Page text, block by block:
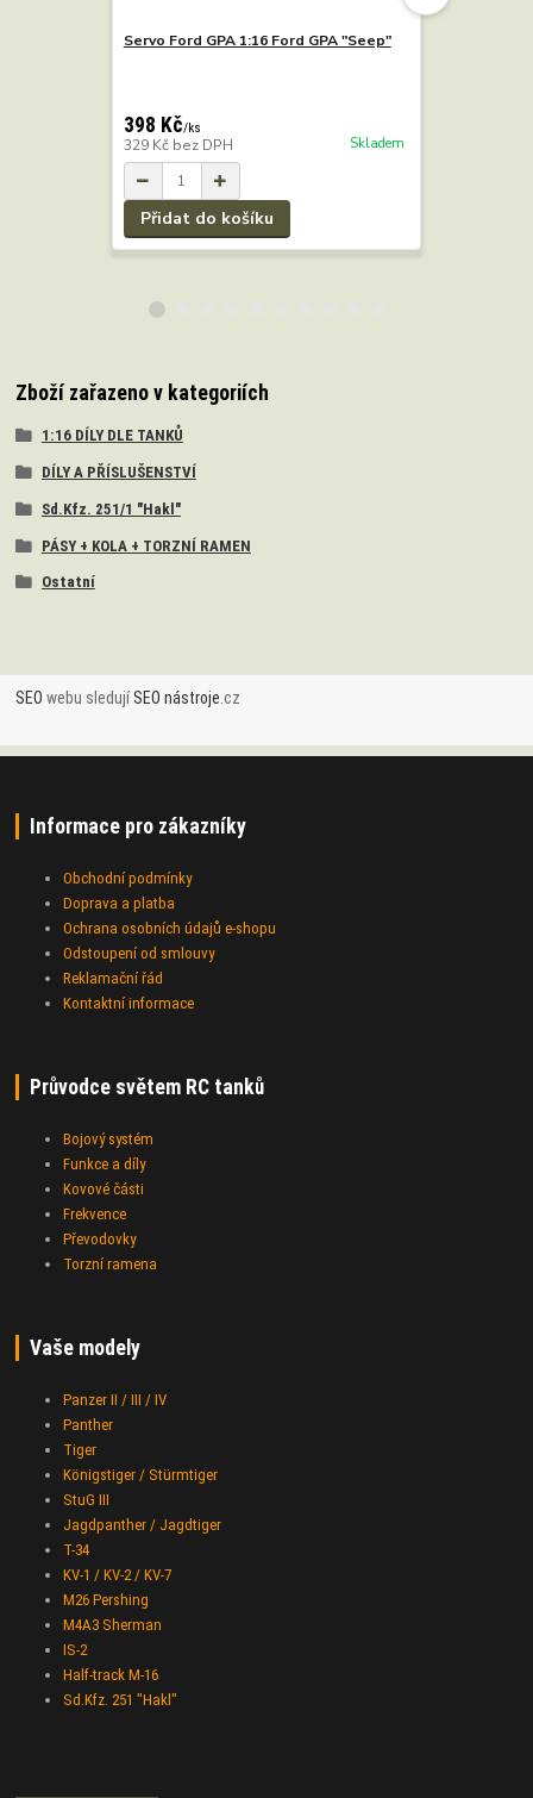
Servo Ford GPA 1:16 Ford GPA "Seep"
398 Kč/ks
329 Kč bez DPH Skladem
Přidat do košíku
Zboží zařazeno v kategoriích
1:16 DÍLY DLE TANKŮ
DÍLY A PŘÍSLUŠENSTVÍ
Sd.Kfz. 251/1 "Hakl"
PÁSY + KOLA + TORZNÍ RAMEN
Ostatní
SEO webu sledujíSEO nástroje .cz
Informace pro zákazníky
Obchodní podmínky
Doprava a platba
Ochrana osobních údajů e-shopu
Odstoupení od smlouvy
Reklamační řád
Kontaktní informace
Průvodce světem RC tanků
Bojový systém
Funkce a díly
Kovové části
Frekvence
Převodovky
Torzní ramena
Vaše modely
Panzer II / III / IV
Panther
Tiger
Königstiger / Stürmtiger
StuG III
Jagdpanther / Jagdtiger
T-34
KV-1 / KV-2 / KV-7
M26 Pershing
M4A3 Sherman
IS-2
Half-track M-16
Sd.Kfz. 251 "Hakl"